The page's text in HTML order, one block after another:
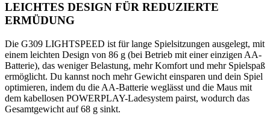
LEICHTES DESIGN FÜR REDUZIERTE
ERMÜDUNG
Die G309 LIGHTSPEED ist für lange Spielsitzungen ausgelegt, mit
einem leichten Design von 86 g (bei Betrieb mit einer einzigen AA-
Batterie), das weniger Belastung, mehr Komfort und mehr Spielspaß
ermöglicht. Du kannst noch mehr Gewicht einsparen und dein Spiel
optimieren, indem du die AA-Batterie weglässt und die Maus mit
dem kabellosen POWERPLAY-Ladesystem pairst, wodurch das
Gesamtgewicht auf 68 g sinkt.